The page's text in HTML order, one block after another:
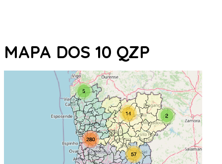
MAPA DOS 10 QZP